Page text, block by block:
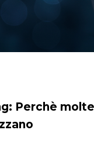
Perchè